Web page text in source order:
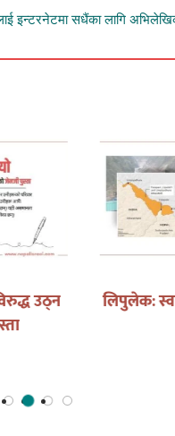
इन्टरनेटमा सधैंका लागि
! आइ मिस यु …